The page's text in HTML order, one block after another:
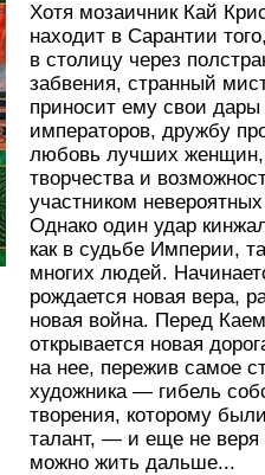
Хотя мозаичник Кай
находит в Сарантии
в столицу через
забвения, странный
приносит ему свои
императоров, дружбу
любовь лучших женщин,
творчества и
участником
Однако один удар
как в судьбе Империи,
многих людей.
рождается новая вера,
новая война. Перед
открывается новая
на нее, пережив самое
художника — гибель
творения, которому
талант, — и еще не веря
можно жить дальше...